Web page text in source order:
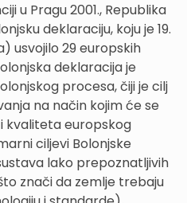
u Pragu 2001., Republika
deklaraciju, koju je 19.
usvojilo 29 europskih
deklaracija je
procesa, čiji je cilj
na način kojim će se
kvaliteta europskog
ciljevi Bolonjske
lako prepoznatljivih
znači da zemlje trebaju